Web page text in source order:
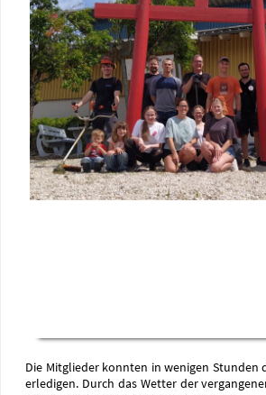
Die Mitglieder konnten in wenigen Stunden
erledigen. Durch das Wetter der